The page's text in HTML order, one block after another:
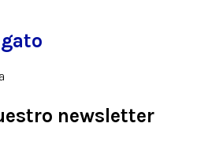
newsletter